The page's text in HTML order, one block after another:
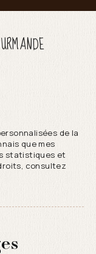
de la
que mes
statistiques et
consultez